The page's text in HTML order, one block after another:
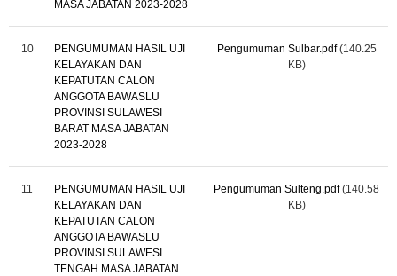
MASA JABATAN 2023-2028
10
PENGUMUMAN HASIL UJI
KELAYAKAN DAN
KEPATUTAN CALON
ANGGOTA BAWASLU
PROVINSI SULAWESI
BARAT MASA JABATAN
2023-2028
Pengumuman Sulbar.pdf (140.25
KB)
11
PENGUMUMAN HASIL UJI
KELAYAKAN DAN
KEPATUTAN CALON
ANGGOTA BAWASLU
PROVINSI SULAWESI
TENGAH MASA JABATAN
Pengumuman Sulteng.pdf (140.58
KB)